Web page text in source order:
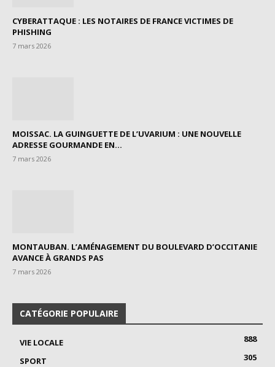
CYBERATTAQUE : LES NOTAIRES DE FRANCE VICTIMES DE
PHISHING
7 mars 2026
MOISSAC. LA GUINGUETTE DE L’UVARIUM : UNE NOUVELLE
ADRESSE GOURMANDE EN...
7 mars 2026
MONTAUBAN. L’AMÉNAGEMENT DU BOULEVARD D’OCCITANIE
AVANCE À GRANDS PAS
7 mars 2026
CATÉGORIE POPULAIRE
VIE LOCALE
888
SPORT
305